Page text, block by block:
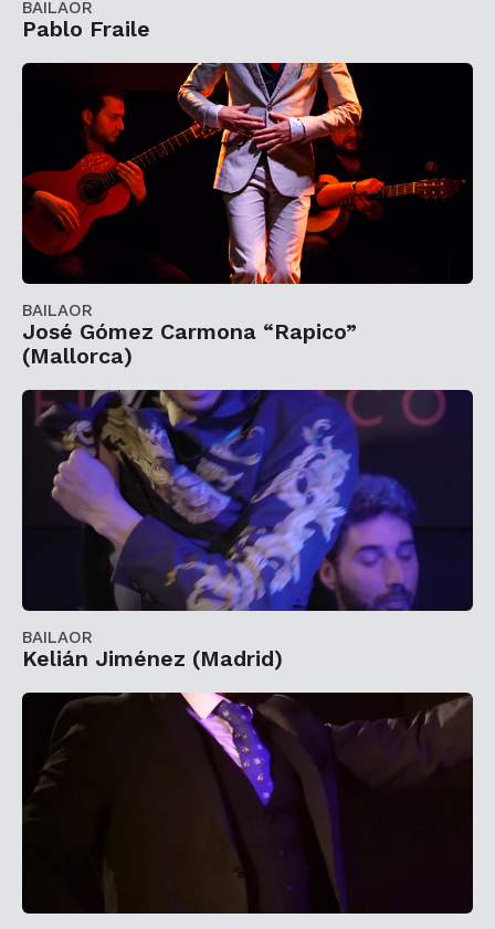
BAILAOR
Pablo Fraile
BAILAOR
José Gómez Carmona “Rapico”
(Mallorca)
BAILAOR
Kelián Jiménez (Madrid)